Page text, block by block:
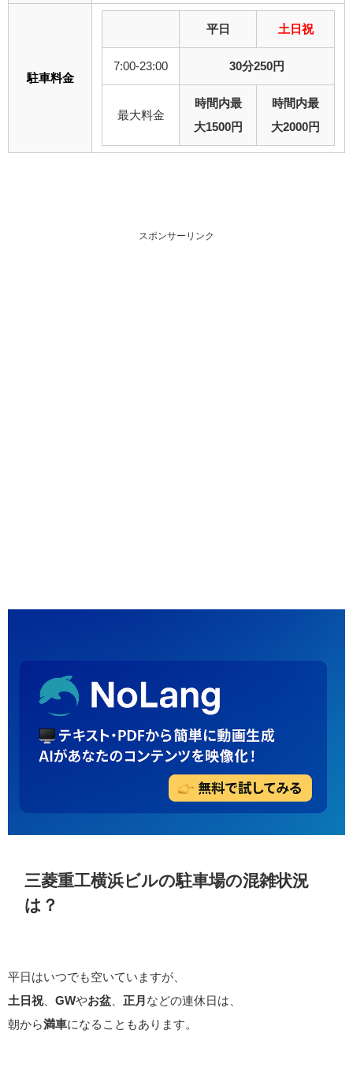
駐車料金
平日 土日祝
7:00-23:00 30分250円
最大料金
時間内最
大1500円
時間内最
大2000円
スポンサーリンク
三菱重工横浜ビルの駐車場の混雑状況
は？
平日はいつでも空いていますが、
土日祝、 GWやお盆 正月 などの連休日は、
朝から満車になることもあります。